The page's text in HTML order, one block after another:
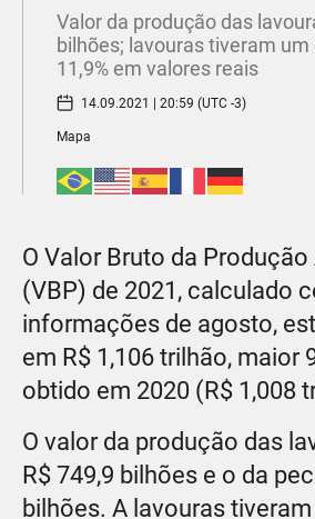
Valor da produção das
bilhões; lavouras tiveram
11,9% em valores reais
14.09.2021 | 20:59 (UTC -3)
Mapa
O Valor Bruto da
(VBP) de 2021, calculado
informações de agosto,
em R$ 1,106 trilhão, maior
obtido em 2020 (R$ 1,008
O valor da produção das
R$ 749,9 bilhões e o da
bilhões. A lavouras